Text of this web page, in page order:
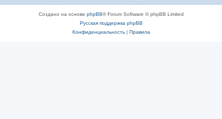
Создано на основе phpBB® Forum Software © phpBB Limited
Русская поддержка phpBB
Конфиденциальность| Правила